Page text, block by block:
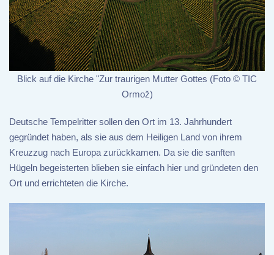
Blick auf die Kirche "Zur traurigen Mutter Gottes (Foto © TIC
Ormož)
Deutsche Tempelritter sollen den Ort im 13. Jahrhundert
gegründet haben, als sie aus dem Heiligen Land von ihrem
Kreuzzug nach Europa zurückkamen. Da sie die sanften
Hügeln begeisterten blieben sie einfach hier und gründeten den
Ort und errichteten die Kirche.